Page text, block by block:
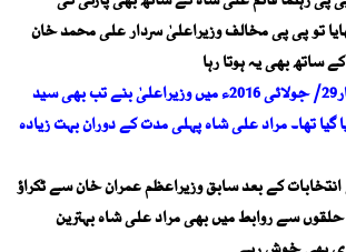
تو پی پی مخالف وزیراعلیٰ سردار علی محمد خان
ساتھ بھی یہ ہوتا رہا
٭مراد علی شاہ پہلی بار29/ جولائی 2016ء میں وزیراعلیٰ بنے تب بھی سید
گیا تھا۔ مراد علی شاہ پہلی مدت کے دوران بہت زیادہ
کے بعد سابق وزیراعظم عمران خان سے ٹکراؤ
حلقوں سے روابط میں بھی مراد علی شاہ بہترین